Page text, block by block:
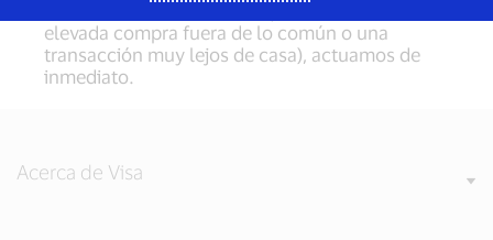
elevada compra fuera de lo común o una
transacción muy lejos de casa), actuamos de
inmediato.
Acerca de Visa